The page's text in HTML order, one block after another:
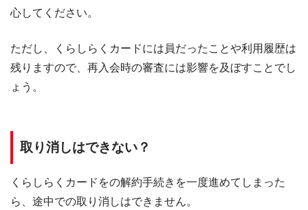
心してください。
ただし、くらしらくカードには員だったことや利用履歴は
残りますので、再入会時の審査には影響を及ぼすことでし
ょう。
取り消しはできない？
くらしらくカードをの解約手続きを一度進めてしまった
ら、途中での取り消しはできません。